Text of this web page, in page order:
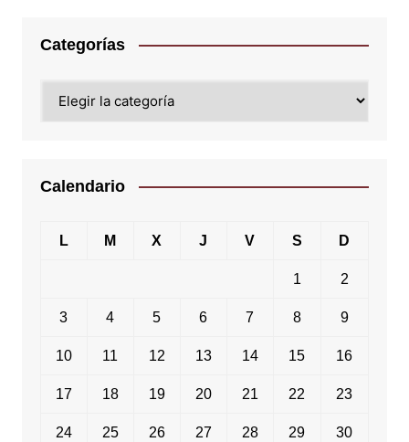
Categorías
Calendario
L M X J V S D
1 2
3 4 5 6 7 8 9
10 11 12 13 14 15 16
17 18 19 20 21 22 23
24 25 26 27 28 29 30